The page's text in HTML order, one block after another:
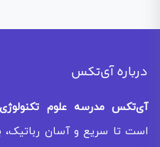
درباره آی‌تکس
آی‌تکس مدرسه علوم
است تا سریع و آسان رباتیک،